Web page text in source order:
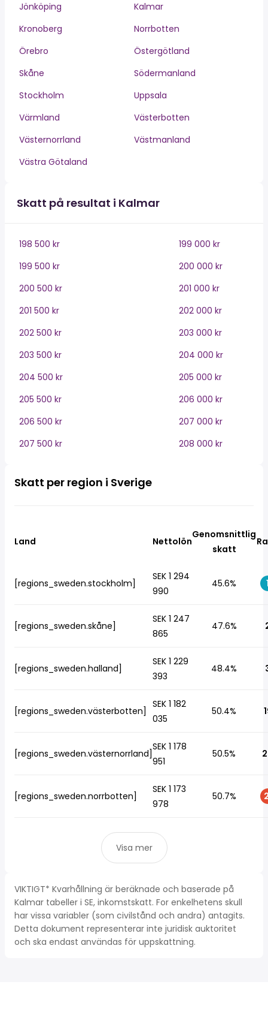
Jönköping
Kalmar
Kronoberg
Norrbotten
Örebro
Östergötland
Skåne
Södermanland
Stockholm
Uppsala
Värmland
Västerbotten
Västernorrland
Västmanland
Västra Götaland
Skatt på resultat i Kalmar
198 500 kr
199 000 kr
199 500 kr
200 000 kr
200 500 kr
201 000 kr
201 500 kr
202 000 kr
202 500 kr
203 000 kr
203 500 kr
204 000 kr
204 500 kr
205 000 kr
205 500 kr
206 000 kr
206 500 kr
207 000 kr
207 500 kr
208 000 kr
Skatt per region i Sverige
Land Nettolön
Genomsnittlig
skatt
[regions_sweden.stockholm]
SEK 1 294
990
45.6%
[regions_sweden.skåne]
SEK 1 247
865
47.6%
[regions_sweden.halland]
SEK 1 229
393
48.4%
[regions_sweden.västerbotten]
SEK 1 182
035
50.4%
[regions_sweden.västernorrland]
SEK 1 178
951
50.5%
[regions_sweden.norrbotten]
SEK 1 173
978
50.7%
Visa mer
VIKTIGT* Kvarhållning är beräknade och baserade på
Kalmar tabeller i SE, inkomstskatt. For enkelhetens skull
har vissa variabler (som civilstånd och andra) antagits.
Detta dokument representerar inte juridisk auktoritet
och ska endast användas för uppskattning.